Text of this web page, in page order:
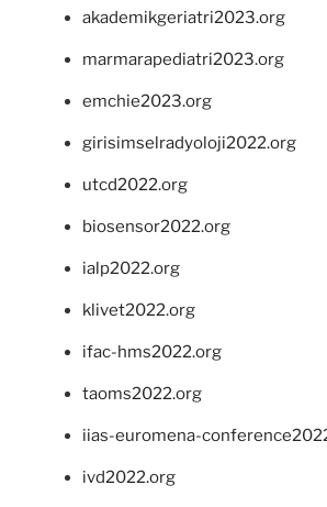
akademikgeriatri2023.org
marmarapediatri2023.org
emchie2023.org
girisimselradyoloji2022.org
utcd2022.org
biosensor2022.org
ialp2022.org
klivet2022.org
ifac-hms2022.org
taoms2022.org
iias-euromena-
ivd2022.org